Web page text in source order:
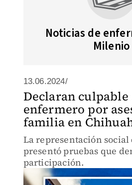
Noticias de
Milenio
13.06.2024/
Declaran culpable
enfermero por
familia en
La representación
presentó pruebas que
participación.